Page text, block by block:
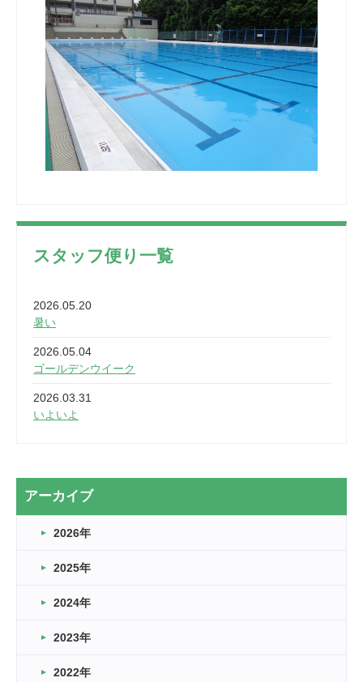
スタッフ便り一覧
2026.05.20
暑い
2026.05.04
ゴールデンウイーク
2026.03.31
いよいよ
2026.03.20
なぎなた
2026.03.16
車いすバスケとRくんのお話
卒業・卒園の季節★
2026.03.11
アーカイブ
2026年
2025年
2024年
2023年
2022年